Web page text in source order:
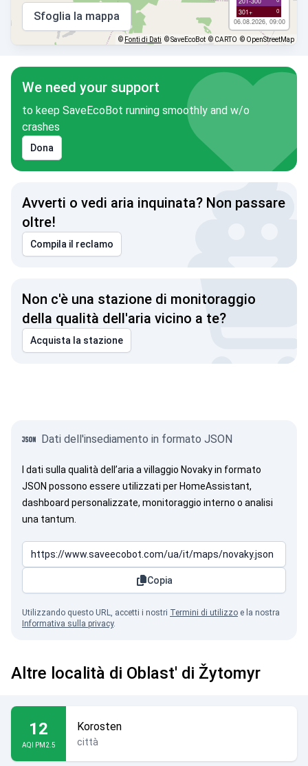
301+ 0
06.08.2026, 09:00
Sfoglia la mappa
© Fonti di Dati © SaveEcoBot © CARTO © OpenStreetMap
We need your support
to keep SaveEcoBot running smoothly and w/o
crashes
Dona
Avverti o vedi aria inquinata? Non passare
oltre!
Compila il reclamo
Non c'è una stazione di monitoraggio
della qualità dell'aria vicino a te?
Acquista la stazione
Dati dell'insediamento in formato JSON
I dati sulla qualità dell’aria a villaggio Novaky in formato
JSON possono essere utilizzati per HomeAssistant,
dashboard personalizzate, monitoraggio interno o analisi
una tantum.
Copia
Utilizzando questo URL, accetti i nostri Termini di utilizzo e la nostra
Informativa sulla privacy.
Altre località di Oblast' di Žytomyr
12
AQI PM2.5
Korosten
città